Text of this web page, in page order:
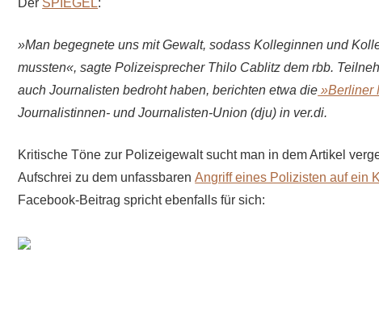
Der SPIEGEL:
»Man begegnete uns mit Gewalt, sodass Kolleginnen und
mussten«, sagte Polizeisprecher Thilo Cablitz dem rbb.
auch Journalisten bedroht haben, berichten etwa die »Berliner
Journalistinnen- und Journalisten-Union (dju) in ver.di.
Kritische Töne zur Polizeigewalt sucht man in dem Artikel
Aufschrei zu dem unfassbarenAngriff eines Polizisten auf ein
Facebook-Beitrag spricht ebenfalls für sich: